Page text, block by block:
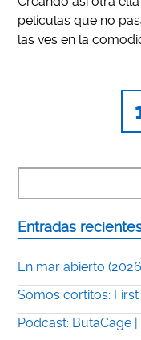
películas que no
las ves en la
Entradas
En mar abierto
Somos cortitos: First
Podcast: ButaCage